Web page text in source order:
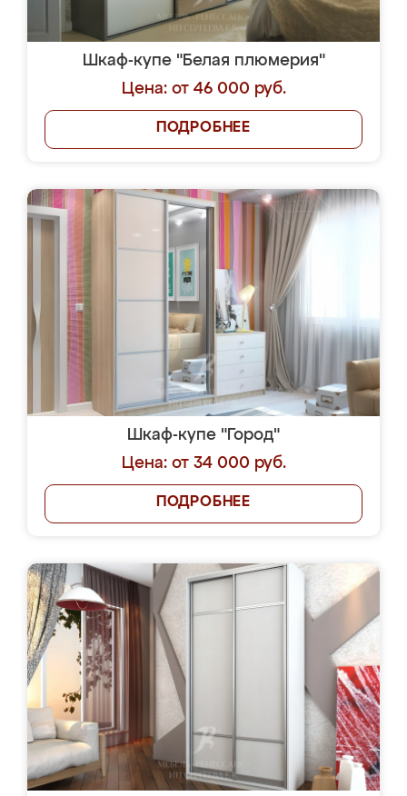
Шкаф-купе "Белая плюмерия"
Цена: от 46 000 руб.
ПОДРОБНЕЕ
Шкаф-купе "Город"
Цена: от 34 000 руб.
ПОДРОБНЕЕ